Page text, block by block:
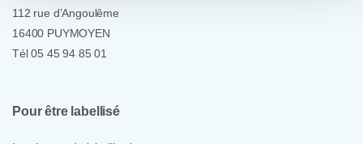
112 rue d’Angoulême
16400 PUYMOYEN
Tél 05 45 94 85 01
Pour être labellisé